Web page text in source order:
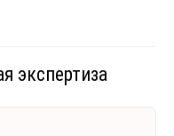
экспертиза